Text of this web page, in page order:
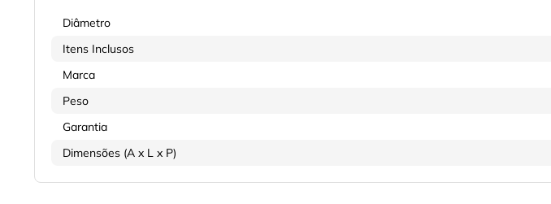
Diâmetro
Itens Inclusos
Marca
Peso
Garantia
Dimensões (A x L x P)